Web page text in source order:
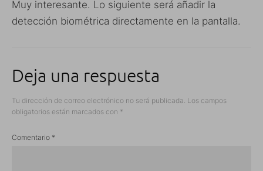
Muy interesante. Lo siguiente será añadir la
detección biométrica directamente en la pantalla.
Deja una respuesta
Tu dirección de correo electrónico no será publicada. Los campos
obligatorios están marcados con *
Comentario *